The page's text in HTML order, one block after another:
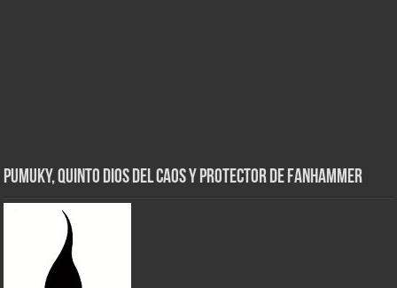
Pumuky, Quinto Dios del Caos y Protector de FanHammer